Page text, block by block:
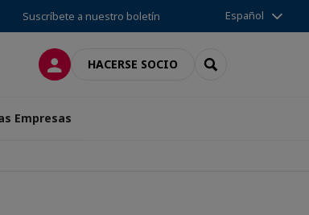
Suscríbete a nuestro boletín Español
CONECTARSE
HACERSE SOCIO SEARCH
Empresas